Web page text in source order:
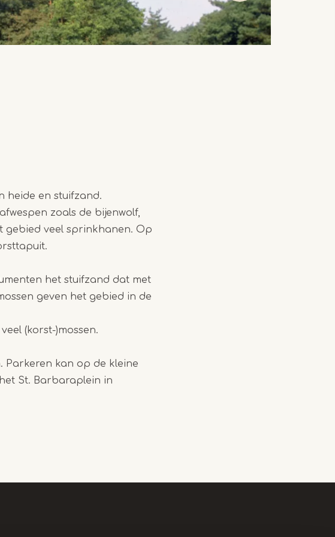
heide en stuifzand.
zoals de bijenwolf,
gebied veel sprinkhanen. Op
het stuifzand dat met
geven het gebied in de
(korst-)mossen.
Parkeren kan op de kleine
St. Barbaraplein in